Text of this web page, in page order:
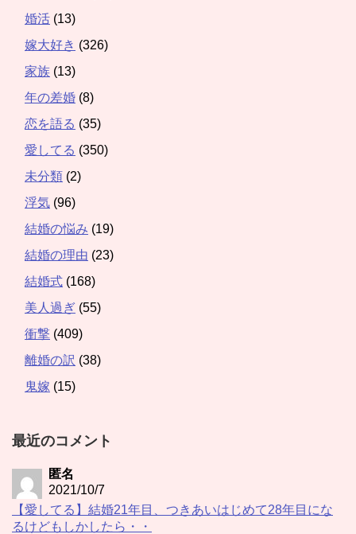
婚活 (13)
嫁大好き (326)
家族 (13)
年の差婚 (8)
恋を語る (35)
愛してる (350)
未分類 (2)
浮気 (96)
結婚の悩み (19)
結婚の理由 (23)
結婚式 (168)
美人過ぎ (55)
衝撃 (409)
離婚の訳 (38)
鬼嫁 (15)
最近のコメント
匿名
2021/10/7
【愛してる】結婚21年目、つきあいはじめて28年目にな
るけどもしかしたら・・